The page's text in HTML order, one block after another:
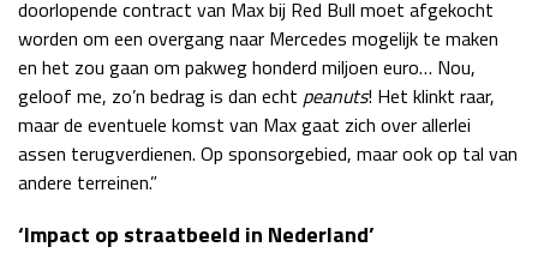
doorlopende contract van Max bij Red Bull moet afgekocht
worden om een overgang naar Mercedes mogelijk te maken
en het zou gaan om pakweg honderd miljoen euro… Nou,
geloof me, zo’n bedrag is dan echt peanuts! Het klinkt raar,
maar de eventuele komst van Max gaat zich over allerlei
assen terugverdienen. Op sponsorgebied, maar ook op tal van
andere terreinen.”
‘Impact op straatbeeld in Nederland’